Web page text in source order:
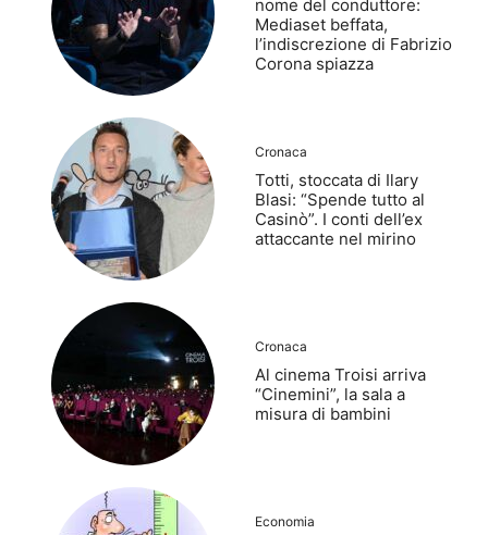
nome del conduttore:
Mediaset beffata,
l’indiscrezione di Fabrizio
Corona spiazza
Cronaca
Totti, stoccata di Ilary
Blasi: “Spende tutto al
Casinò”. I conti dell’ex
attaccante nel mirino
Cronaca
Al cinema Troisi arriva
“Cinemini”, la sala a
misura di bambini
Economia